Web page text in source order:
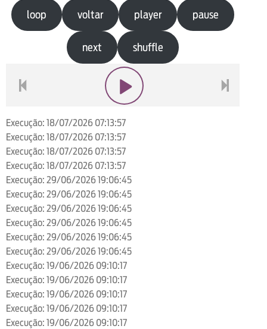
loop voltar player pause
next shuffle
Execução: 18/07/2026 07:13:57
Execução: 18/07/2026 07:13:57
Execução: 18/07/2026 07:13:57
Execução: 18/07/2026 07:13:57
Execução: 29/06/2026 19:06:45
Execução: 29/06/2026 19:06:45
Execução: 29/06/2026 19:06:45
Execução: 29/06/2026 19:06:45
Execução: 29/06/2026 19:06:45
Execução: 29/06/2026 19:06:45
Execução: 19/06/2026 09:10:17
Execução: 19/06/2026 09:10:17
Execução: 19/06/2026 09:10:17
Execução: 19/06/2026 09:10:17
Execução: 19/06/2026 09:10:17